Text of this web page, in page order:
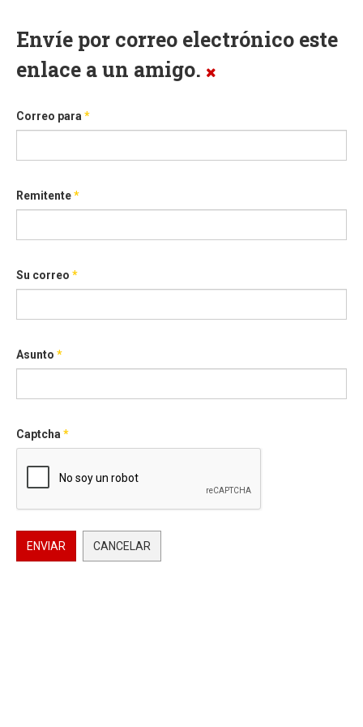
Envíe por correo electrónico este
enlace a un amigo.
Correo para *
Remitente*
Su correo *
Asunto *
Captcha *
ENVIAR CANCELAR